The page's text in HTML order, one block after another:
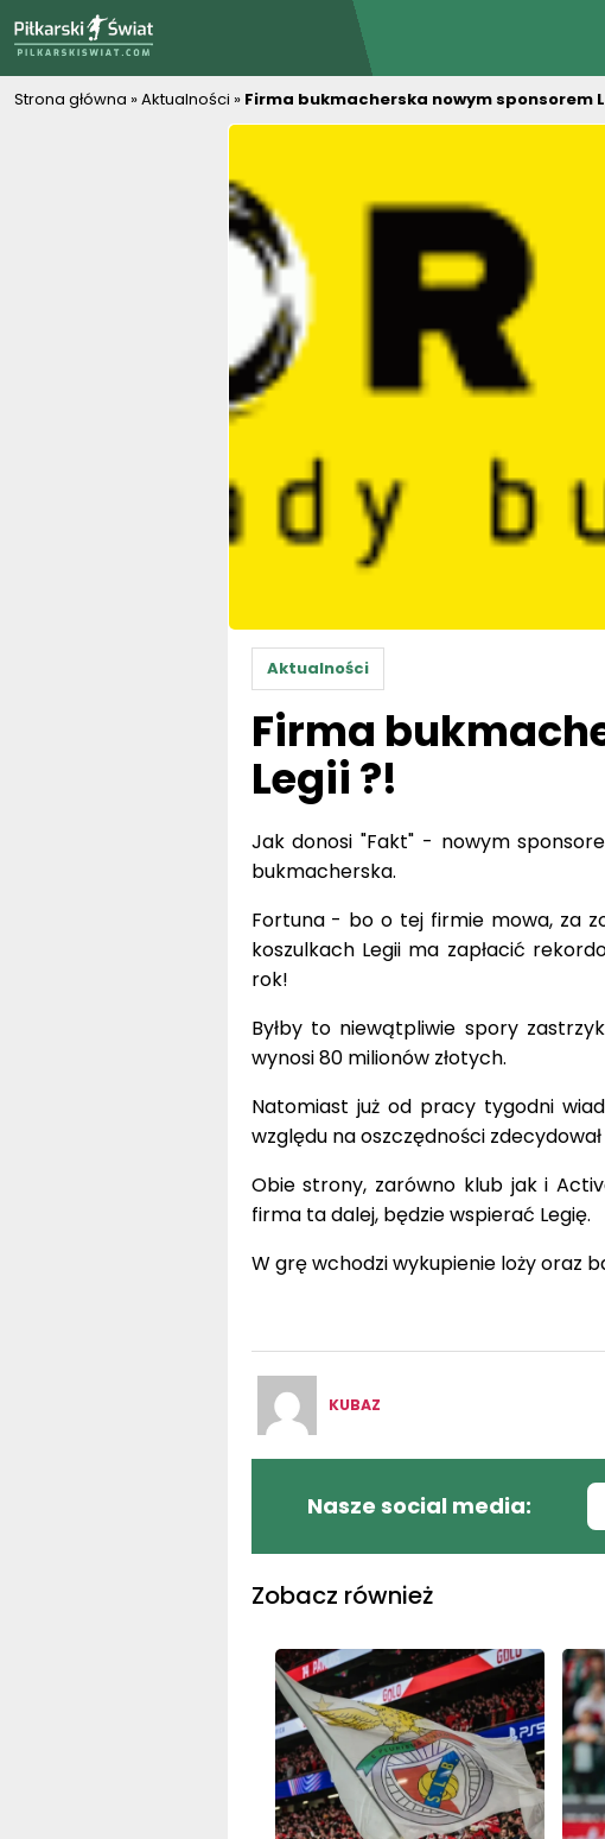
Strona główna »Aktualności » Firma bukmacherska nowym sponsorem
Aktualności
Firma
Legii ?!
Jak donosi "Fakt" - nowym
bukmacherska.
Fortuna - bo o tej firmie mowa, za
koszulkach Legii ma zapłacić
rok!
Byłby to niewątpliwie spory
wynosi 80 milionów złotych.
Natomiast już od pracy tygodni
względu na oszczędności
Obie strony, zarówno klub jak i
firma ta dalej, będzie wspierać Legię.
W grę wchodzi wykupienie loży oraz
KUBAZ
Nasze social media:
Zobacz również